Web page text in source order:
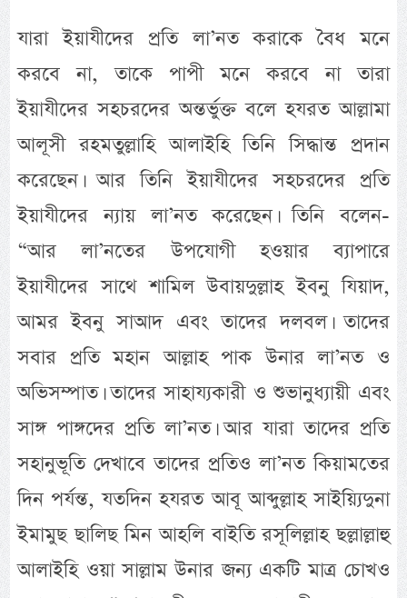
যারা ইয়াযীদের প্রতি লা’নত করাকে বৈধ মনে
করবে না, তাকে পাপী মনে করবে না তারা
ইয়াযীদের সহচরদের অন্তর্ভুক্ত বলে হযরত আল্লামা
আলূসী রহমতুল্লাহি আলাইহি তিনি সিদ্ধান্ত প্রদান
করেছেন। আর তিনি ইয়াযীদের সহচরদের প্রতি
ইয়াযীদের ন্যায় লা’নত করেছেন। তিনি বলেন-
“আর লা’নতের উপযোগী হওয়ার ব্যাপারে
ইয়াযীদের সাথে শামিল উবায়দুল্লাহ ইবনু যিয়াদ,
আমর ইবনু সাআদ এবং তাদের দলবল। তাদের
সবার প্রতি মহান আল্লাহ পাক উনার লা’নত ও
অভিসম্পাত। তাদের সাহায্যকারী ও শুভানুধ্যায়ী এবং
সাঙ্গ পাঙ্গদের প্রতি লা’নত। আর যারা তাদের প্রতি
সহানুভূতি দেখাবে তাদের প্রতিও লা’নত কিয়ামতের
দিন পর্যন্ত, যতদিন হযরত আবূ আব্দুল্লাহ সাইয়্যিদুনা
ইমামুছ ছালিছ মিন আহলি বাইতি রসূলিল্লাহ ছল্লাল্লাহু
আলাইহি ওয়া সাল্লাম উনার জন্য একটি মাত্র চোখও